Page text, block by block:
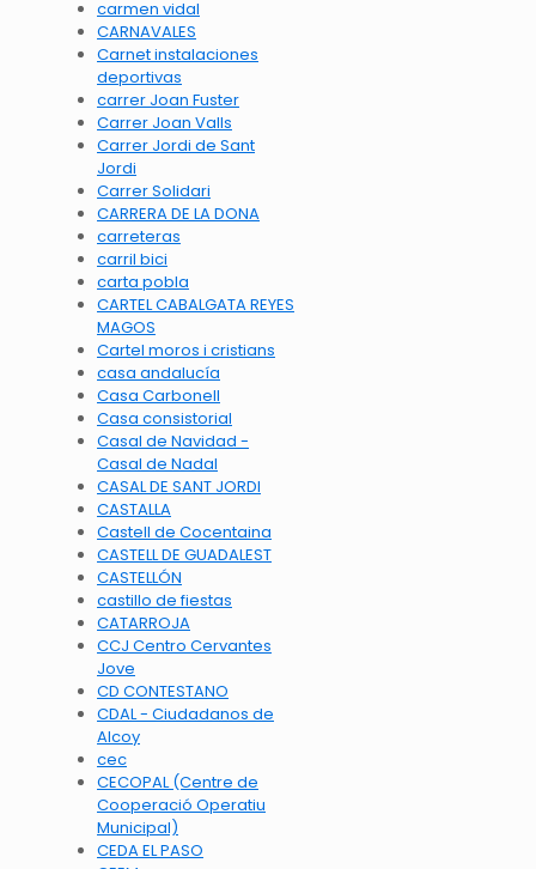
carmen vidal
CARNAVALES
Carnet instalaciones
deportivas
carrer Joan Fuster
Carrer Joan Valls
Carrer Jordi de Sant
Jordi
Carrer Solidari
CARRERA DE LA DONA
carreteras
carril bici
carta pobla
CARTEL CABALGATA REYES
MAGOS
Cartel moros i cristians
casa andalucía
Casa Carbonell
Casa consistorial
Casal de Navidad -
Casal de Nadal
CASAL DE SANT JORDI
CASTALLA
Castell de Cocentaina
CASTELL DE GUADALEST
CASTELLÓN
castillo de fiestas
CATARROJA
CCJ Centro Cervantes
Jove
CD CONTESTANO
CDAL - Ciudadanos de
Alcoy
cec
CECOPAL (Centre de
Cooperació Operatiu
Municipal)
CEDA EL PASO